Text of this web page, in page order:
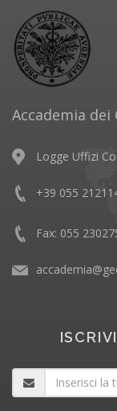
Accademia
Logge Uffizi
+39 055
Fax: 055